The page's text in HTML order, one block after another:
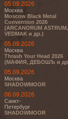
05.09.2026
Москва
Moscow Black Metal
Convention 2026
(ARCANORUM ASTRUM,
VEDMAK и др.)
05.09.2026
Москва
Thrash Your Head 2026
(МАФИЯ, ДЕБОШЪ и
05.09.2026
Москва
SHADOWMOOR
06.09.2026
Санкт-
Петербург
SHADOWMOOR